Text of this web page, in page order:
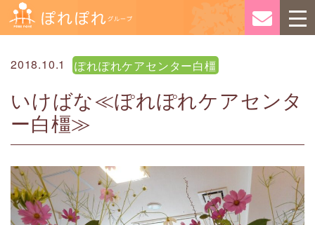
2018.10.1 ぽれぽれケアセンター白橿
いけばな≪ぽれぽれケアセンタ
ー白橿≫